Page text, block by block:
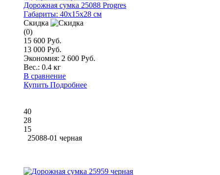
Дорожная сумка 25088 Progres
Габариты: 40x15x28 см
Скидка
(0)
15 600 Руб.
13 000 Руб.
Экономия: 2 600 Руб.
Вес.: 0.4 кг
В сравнение
Купить Подробнее
40
28
15
25088-01 черная